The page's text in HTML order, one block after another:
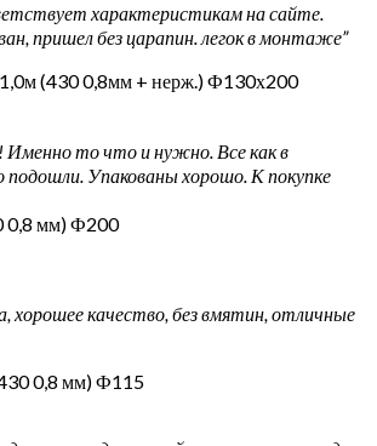
характеристикам на сайте.
пришел без царапин. легок в монтаже”
(430 0,8мм + нерж.) Ф130х200
то что и нужно. Все как в
подошли. Упакованы хорошо. К покупке
0,8 мм) Ф200
хорошее качество, без вмятин, отличные
0,8 мм) Ф115